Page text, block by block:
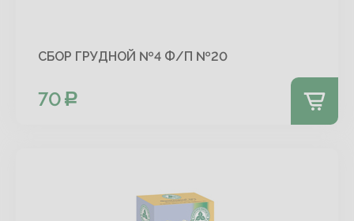
СБОР ГРУДНОЙ №4 Ф/П №20
70